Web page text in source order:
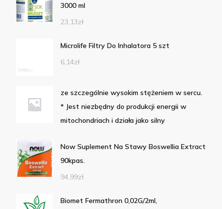
3000 ml
23,13zł
Microlife Filtry Do Inhalatora 5 szt
6,14zł
ze szczególnie wysokim stężeniem w sercu.
* Jest niezbędny do produkcji energii w
mitochondriach i działa jako silny
Now Suplement Na Stawy Boswellia Extract
90kpas.
94,99zł
Biomet Fermathron 0,02G/2ml,